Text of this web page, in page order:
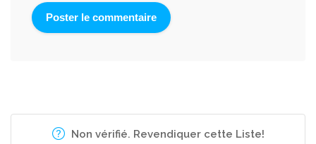
Non vérifié. Revendiquer cette Liste!